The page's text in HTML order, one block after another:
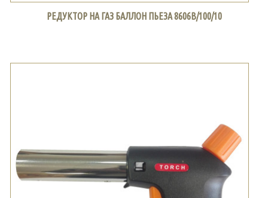
РЕДУКТОР НА ГАЗ БАЛЛОН ПЬЕЗА 8606В/100/10